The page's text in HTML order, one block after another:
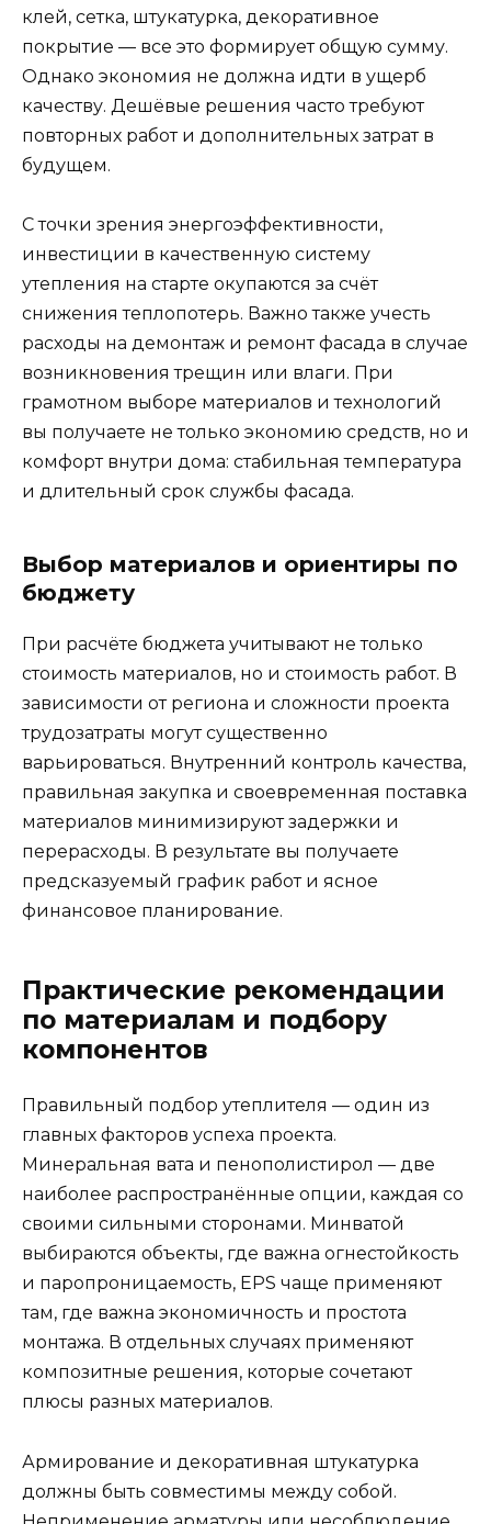
клей, сетка, штукатурка, декоративное
покрытие — все это формирует общую сумму.
Однако экономия не должна идти в ущерб
качеству. Дешёвые решения часто требуют
повторных работ и дополнительных затрат в
будущем.
С точки зрения энергоэффективности,
инвестиции в качественную систему
утепления на старте окупаются за счёт
снижения теплопотерь. Важно также учесть
расходы на демонтаж и ремонт фасада в случае
возникновения трещин или влаги. При
грамотном выборе материалов и технологий
вы получаете не только экономию средств, но и
комфорт внутри дома: стабильная температура
и длительный срок службы фасада.
Выбор материалов и ориентиры по
бюджету
При расчёте бюджета учитывают не только
стоимость материалов, но и стоимость работ. В
зависимости от региона и сложности проекта
трудозатраты могут существенно
варьироваться. Внутренний контроль качества,
правильная закупка и своевременная поставка
материалов минимизируют задержки и
перерасходы. В результате вы получаете
предсказуемый график работ и ясное
финансовое планирование.
Практические рекомендации
по материалам и подбору
компонентов
Правильный подбор утеплителя — один из
главных факторов успеха проекта.
Минеральная вата и пенополистирол — две
наиболее распространённые опции, каждая со
своими сильными сторонами. Минватой
выбираются объекты, где важна огнестойкость
и паропроницаемость, EPS чаще применяют
там, где важна экономичность и простота
монтажа. В отдельных случаях применяют
композитные решения, которые сочетают
плюсы разных материалов.
Армирование и декоративная штукатурка
должны быть совместимы между собой.